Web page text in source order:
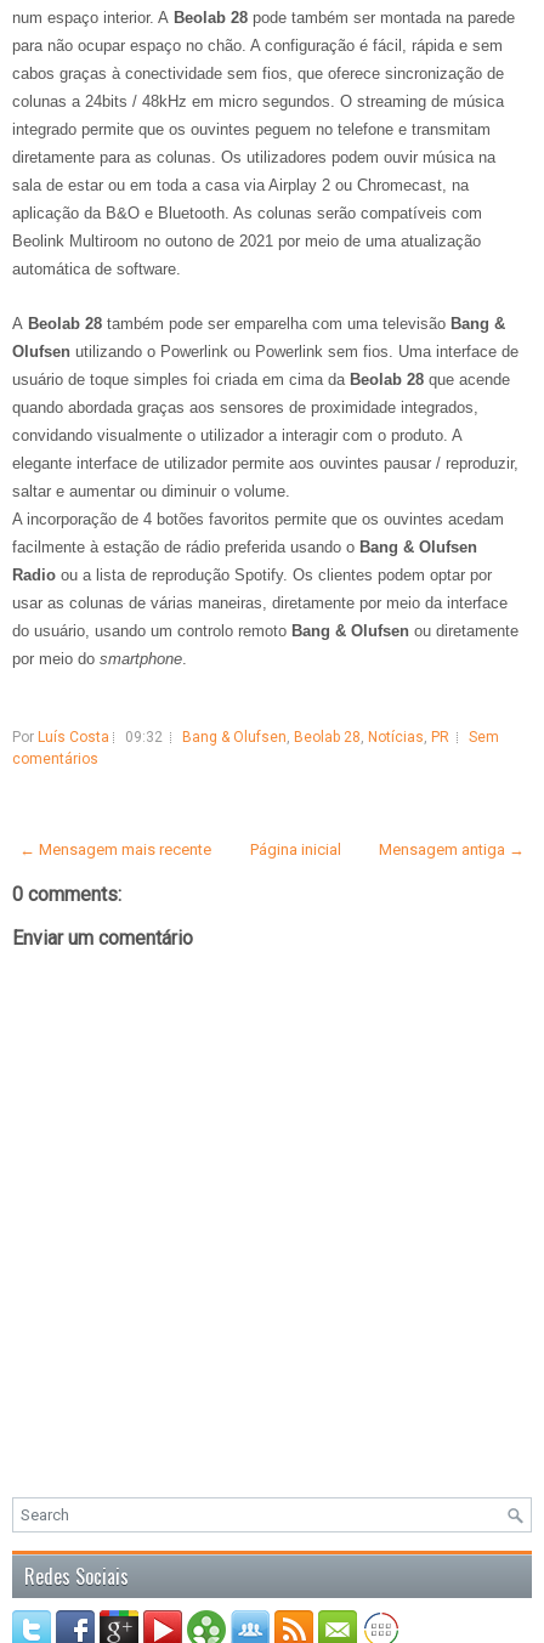
num espaço interior. A Beolab 28 pode também ser montada na parede
para não ocupar espaço no chão. A configuração é fácil, rápida e sem
cabos graças à conectividade sem fios, que oferece sincronização de
colunas a 24bits / 48kHz em micro segundos. O streaming de música
integrado permite que os ouvintes peguem no telefone e transmitam
diretamente para as colunas. Os utilizadores podem ouvir música na
sala de estar ou em toda a casa via Airplay 2 ou Chromecast, na
aplicação da B&O e Bluetooth. As colunas serão compatíveis com
Beolink Multiroom no outono de 2021 por meio de uma atualização
automática de software.
A Beolab 28 também pode ser emparelha com uma televisão Bang &
Olufsen utilizando o Powerlink ou Powerlink sem fios. Uma interface de
usuário de toque simples foi criada em cima da Beolab 28 que acende
quando abordada graças aos sensores de proximidade integrados,
convidando visualmente o utilizador a interagir com o produto. A
elegante interface de utilizador permite aos ouvintes pausar / reproduzir,
saltar e aumentar ou diminuir o volume.
A incorporação de 4 botões favoritos permite que os ouvintes acedam
facilmente à estação de rádio preferida usando o Bang & Olufsen
Radio ou a lista de reprodução Spotify. Os clientes podem optar por
usar as colunas de várias maneiras, diretamente por meio da interface
do usuário, usando um controlo remoto Bang & Olufsen ou diretamente
por meio do smartphone.
Por Luís Costa 09:32 Bang & Olufsen, Beolab 28, Notícias, PR
Sem
comentários
← Mensagem mais recente Mensagem antiga →
Página inicial
0 comments:
Enviar um comentário
Redes Sociais